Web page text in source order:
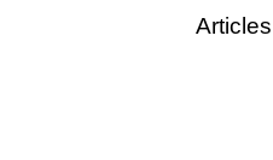
Articles